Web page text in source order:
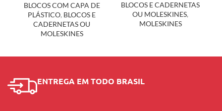
BLOCOS COM CAPA DE
PLÁSTICO, BLOCOS E
CADERNETAS OU
MOLESKINES
BLOCOS E CADERNETAS
OU MOLESKINES,
MOLESKINES
ENTREGA EM TODO BRASIL